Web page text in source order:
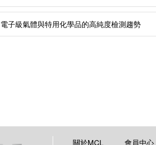
電子級氣體與特用化學品的高純度檢測趨勢
關於MCL 會員中心